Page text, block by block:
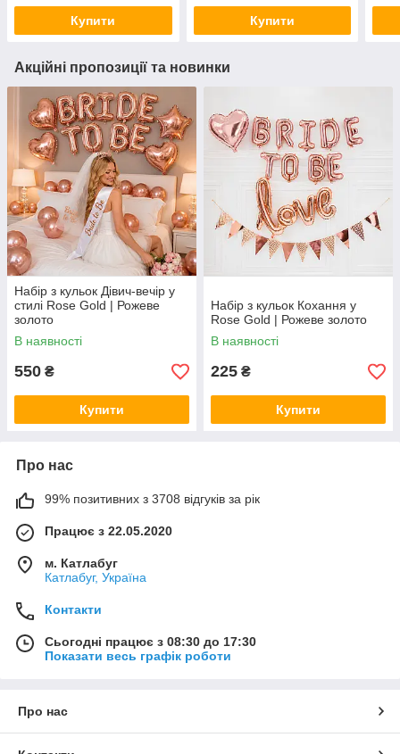
Купити Купити
Акційні пропозиції та новинки
Набір з кульок Дівич-вечір у
стилі Rose Gold | Рожеве
золото
В наявності
550 ₴
Купити
Набір з кульок Кохання у
Rose Gold | Рожеве золото
В наявності
225 ₴
Купити
Про нас
99% позитивних з 3708 відгуків за рік
Працює з 22.05.2020
м. Катлабуг
Катлабуг, Україна
Контакти
Сьогодні працює з 08:30 до 17:30
Показати весь графік роботи
Про нас